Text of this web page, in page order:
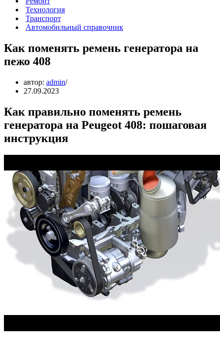
Технология
Транспорт
Автомобильный справочник
Как поменять ремень генератора на
пежо 408
автор: admin
27.09.2023
Как правильно поменять ремень
генератора на Peugeot 408: пошаговая
инструкция